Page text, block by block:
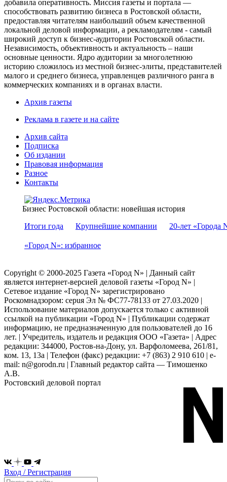
добавила оперативность. Миссия газеты и портала —
способствовать развитию бизнеса в Ростовской области,
предоставляя читателям наибольший объем качественной
локальной деловой информации, а рекламодателям - самый
широкий доступ к бизнес-аудитории Ростовской области.
Независимость, объективность и актуальность – наши
основные ценности. Ядро аудитории за многолетнюю
историю сложилось из местной бизнес-элиты, представителей
малого и среднего бизнеса, управленцев различного ранга в
коммерческих компаниях и в органах власти.
Архив газеты
Реклама в газете и на сайте
Архив сайта
Подписка
Об издании
Правовая информация
Разное
Контакты
Бизнес Ростовской области: новейшая история
Итоги года
Крупнейшие компании 20-лет «Города
«Город N»: избранное
Copyright © 2000-2025 Газета «Город N» | Данный сайт
является интернет-версией деловой газеты «Город N» |
Сетевое издание «Город N» зарегистрировано
Роскомнадзором: серuя Эл № ФС77-78133 от 27.03.2020 |
Использование материалов допускается только с активной
ссылкой на публикации «Город N» | Публикации содержат
информацию, не предназначенную для пользователей до 16
лет. | Учредитель, издатель и редакция ООО «Газета» | Адрес
редакции: 344000, Ростов-на-Дону, ул. Варфоломеева, 261/81,
ком. 13, 13а | Телефон (факс) редакции: +7 (863) 2 910 610 | e-
mail: n@gorodn.ru | Главный редактор сайта — Тимошенко
А.В.
Ростовский деловой портал
Вход / Регистрация